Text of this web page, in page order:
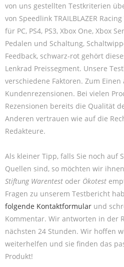
von uns gestellten Testkriterien
von Speedlink TRAILBLAZER
für PC, PS4, PS3, Xbox One, Xbox
Pedalen und Schaltung,
Feedback, schwarz-rot gehört
Lenkrad Preissegment. Unsere
verschiedene Faktoren. Zum
Kundenrezensionen. Bei vielen
Rezensionen bereits die Qualität
Anderen vertrauen wie auf die
Redakteure.
Als kleiner Tipp, falls Sie noch auf
Quellen sind, so möchten wir
Stiftung Warentest oder Ökotest
Fragen zu unserem Testbericht
folgende Kontaktformular und
Kommentar. Wir antworten in der
nächsten 24 Stunden. Wir hoffen
weiterhelfen und sie finden das
Produkt!